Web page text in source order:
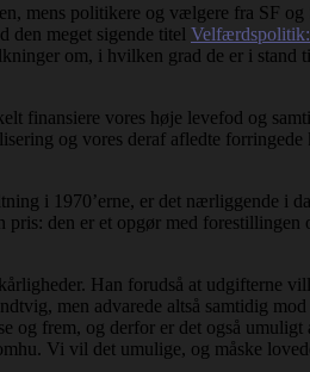
mens politikere og vælgere fra SF
den meget sigende titel Velfærdspolitik:
om, i hvilken grad de er i stand
finansiere vores høje levefod og
og vores deraf afledte
i 1970’erne, er det nærliggende i
den er et opgør med
Han forudså at udgifterne
men advarede altså samtidig
frem, og derfor er det også
Vi vil det umulige, og måske